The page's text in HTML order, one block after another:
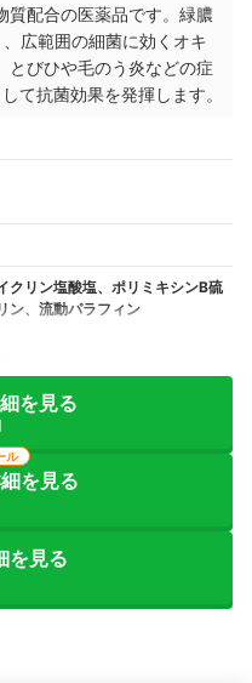
質配合の医薬品です。緑膿
広範囲の細菌に効くオキ
とびひや毛のう炎などの症
て抗菌効果を発揮します。
クリン塩酸塩、ポリミキシンB硫
ン、流動パラフィン
を見る
を見る
ル
を見る